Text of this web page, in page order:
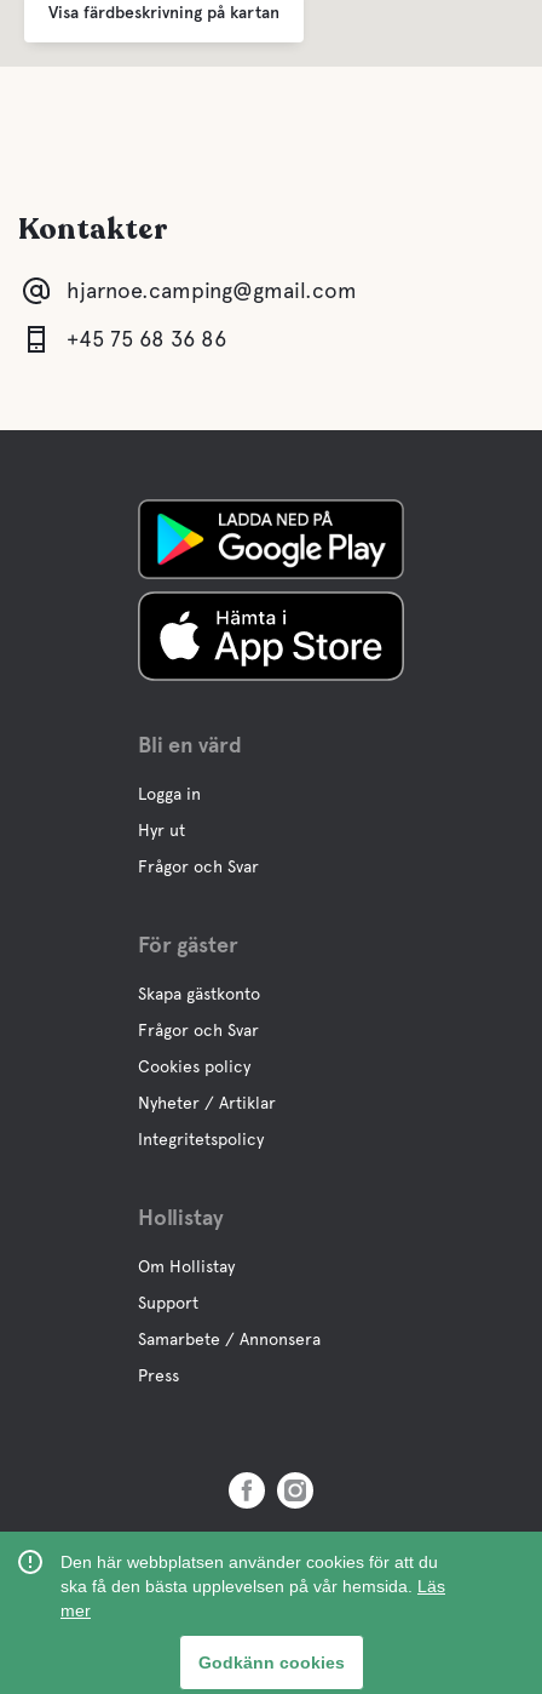
Den här webbplatsen använder cookies för att du
ska få den bästa upplevelsen på vår hemsida. Läs
mer
Godkänn cookies
Visa färdbeskrivning på kartan
Kontakter
hjarnoe.camping@gmail.com
+45 75 68 36 86
Bli en värd
Logga in
Hyr ut
Frågor och Svar
För gäster
Skapa gästkonto
Frågor och Svar
Cookies policy
Nyheter / Artiklar
Integritetspolicy
Hollistay
Om Hollistay
Support
Samarbete / Annonsera
Press
Org.Nr: 559121-9463